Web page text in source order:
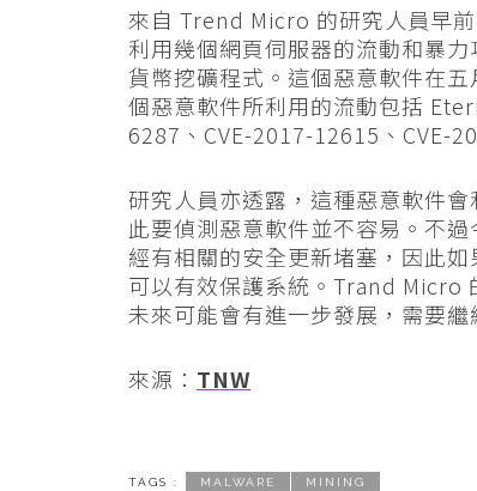
來自 Trend Micro 的研究人員早
利用幾個網頁伺服器的流動和暴
貨幣挖礦程式。這個惡意軟件在
個惡意軟件所利用的流動包括
6287、CVE-2017-12615、CVE-
研究人員亦透露，這種惡意軟件
此要偵測惡意軟件並不容易。不
經有相關的安全更新堵塞，因此
可以有效保護系統。Trand Micro
未來可能會有進一步發展，需要繼
來源： TNW
TAGS : MALWARE MINING